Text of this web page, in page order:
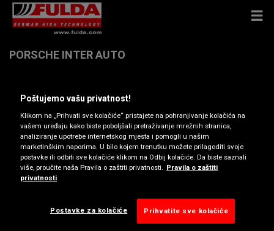
PORSCHE INTER AUTO
Velimira Škorpika 23, 10090 ZAGREB
Primi smjernice
Radno vrijeme
Ponedjeljak
08:00
17:00
Poštujemo vašu privatnost!
Klikom na „Prihvati sve kolačiće“ pristajete na pohranjivanje kolačića na
vašem uređaju kako biste poboljšali pretraživanje mrežnih stranica,
analiziranje upotrebe internetskog mjesta i pomogli u našim
marketinškim naporima. U bilo kojem trenutku možete prilagoditi svoje
postavke ili odbiti sve kolačiće klikom na Odbij kolačiće. Da biste saznali
više, proučite naša Pravila o zaštiti privatnosti.
Pravila o zaštiti
privatnosti
Postavke za kolačiće Prihvatite sve kolačiće